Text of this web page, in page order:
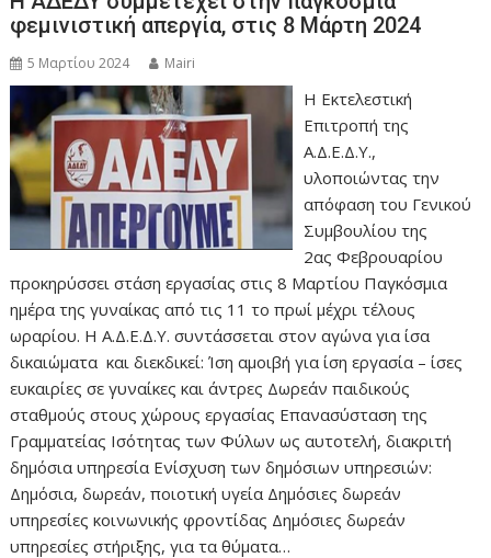
φεμινιστική απεργία, στις 8 Μάρτη 2024
5 Μαρτίου 2024 Mairi
Η Εκτελεστική
Επιτροπή της
Α.Δ.Ε.Δ.Υ.,
υλοποιώντας την
απόφαση του Γενικού
Συμβουλίου της
2ας Φεβρουαρίου
προκηρύσσει στάση εργασίας στις 8 Μαρτίου Παγκόσμια
ημέρα της γυναίκας από τις 11 το πρωί μέχρι τέλους
ωραρίου. Η Α.Δ.Ε.Δ.Υ. συντάσσεται στον αγώνα για ίσα
δικαιώματα και διεκδικεί: Ίση αμοιβή για ίση εργασία – ίσες
ευκαιρίες σε γυναίκες και άντρες Δωρεάν παιδικούς
σταθμούς στους χώρους εργασίας Επανασύσταση της
Γραμματείας Ισότητας των Φύλων ως αυτοτελή, διακριτή
δημόσια υπηρεσία Ενίσχυση των δημόσιων υπηρεσιών:
Δημόσια, δωρεάν, ποιοτική υγεία Δημόσιες δωρεάν
υπηρεσίες κοινωνικής φροντίδας Δημόσιες δωρεάν
υπηρεσίες στήριξης, για τα θύματα…